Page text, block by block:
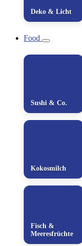
Deko & Licht
Food
Sushi & Co.
Kokosmilch
Fisch &
Meeresfrüchte